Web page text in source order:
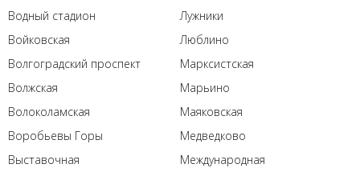
Водный стадион
Войковская
Волгоградский проспект
Волжская
Волоколамская
Воробьевы Горы
Выставочная
Лужники
Люблино
Марксистская
Марьино
Маяковская
Медведково
Международная